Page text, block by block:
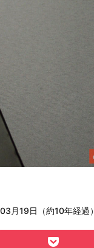
月19日（約10年経過）